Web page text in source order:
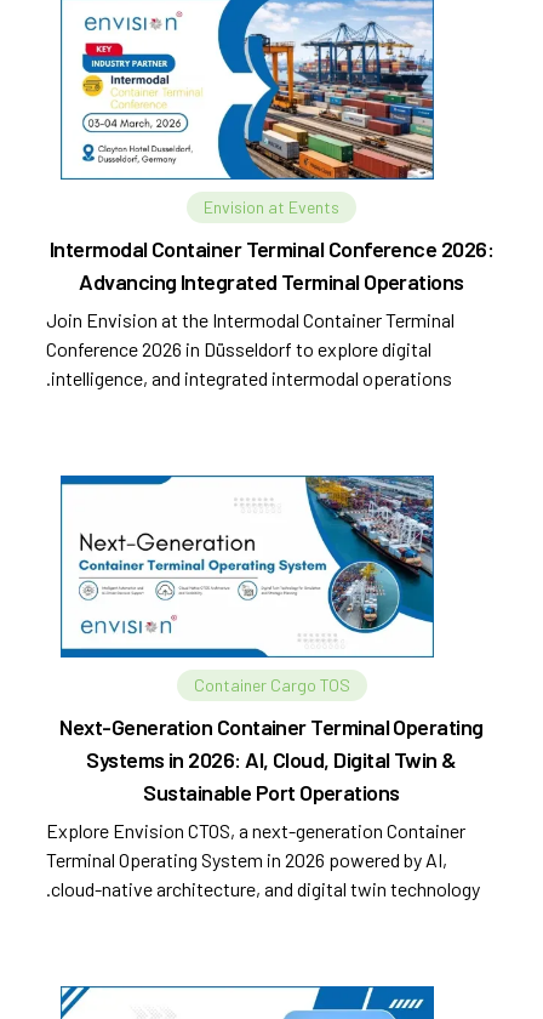
Envision at Events
Intermodal Container Terminal Conference 2026:
Advancing Integrated Terminal Operations
Join Envision at the Intermodal Container Terminal
Conference 2026 in Düsseldorf to explore digital
intelligence, and integrated intermodal operations.
Container Cargo TOS
Next-Generation Container Terminal Operating
Systems in 2026: AI, Cloud, Digital Twin &
Sustainable Port Operations
Explore Envision CTOS, a next-generation Container
Terminal Operating System in 2026 powered by AI,
cloud-native architecture, and digital twin technology.